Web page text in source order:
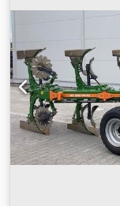
libre * Bac de
fond * Vitesse
niveau de
8427 Support
sur la machine ou
nous facilement
Sous réserve